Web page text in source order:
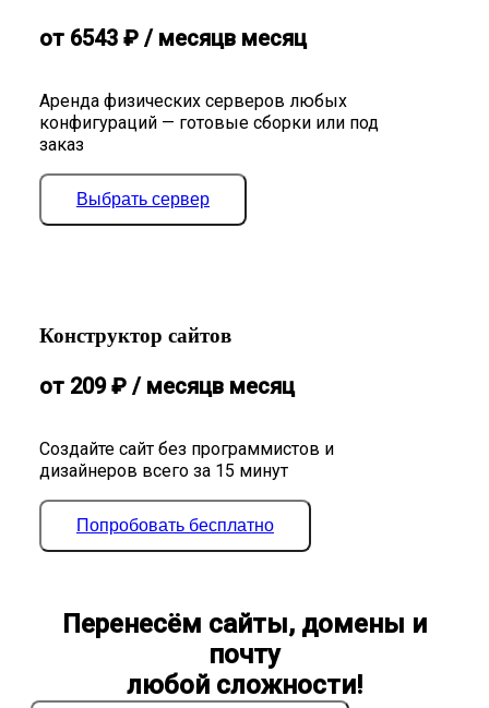
Аренда физических серверов любых
конфигураций — готовые сборки или под
заказ
от 6543 ₽ / месяцв месяц
Выбрать сервер
Конструктор сайтов
Создайте сайт без программистов и
дизайнеров всего за 15 минут
от 209₽ / месяцв месяц
Попробовать бесплатно
Перенесём сайты, домены и
почту
любой сложности!